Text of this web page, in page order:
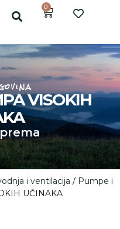
0
VISOKIH
i ventilacija / Pumpe i
UČINAKA